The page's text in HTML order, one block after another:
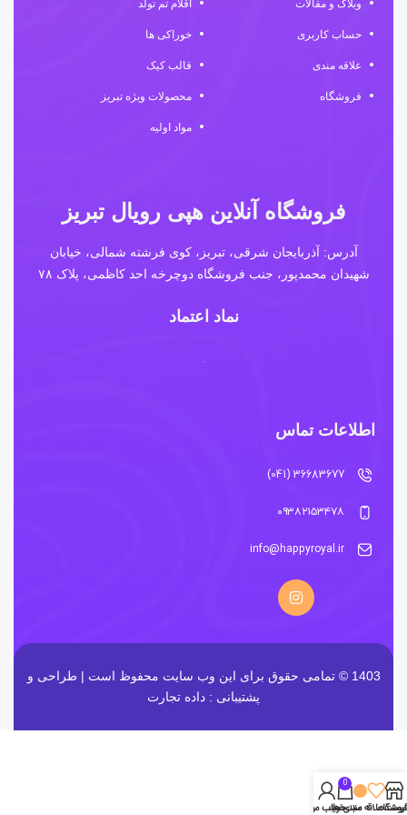
وبلاگ و مقالات
حساب کاربری
علاقه مندی
فروشگاه
اقلام تم تولد
خوراکی ها
قالب کیک
محصولات ویژه تبریز
مواد اولیه
فروشگاه آنلاین هپی رویال تبریز
آدرس: آذربایجان شرقی، تبریز، کوی فرشته شمالی، خیابان
شهیدان محمدپور، جنب فروشگاه دوچرخه احد کاظمی، پلاک ۷۸
نماد اعتماد
اطلاعات تماس
36683677 (041)
۰۹۳۸۲۱۵۳۴۷۸
info@happyroyal.ir
1403 © تمامی حقوق برای این وب سایت محفوظ است | طراحی و
پشتیبانی : داده تجارت
فروشگاه
لیست علاقه مندی ها
0
سبد خرید
حساب من